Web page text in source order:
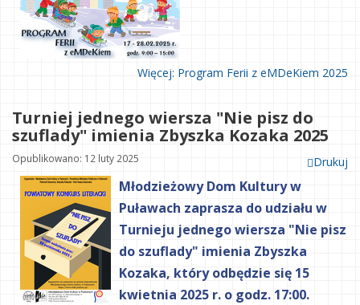
Więcej: Program Ferii z eMDeKiem 2025
Turniej jednego wiersza "Nie pisz do
szuflady" imienia Zbyszka Kozaka 2025
Drukuj
Opublikowano: 12 luty 2025
Młodzieżowy Dom Kultury w
Puławach zaprasza do udziału w
Turnieju jednego wiersza "Nie pisz
do szuflady" imienia Zbyszka
Kozaka, który odbędzie się 15
kwietnia 2025 r. o godz. 17:00.